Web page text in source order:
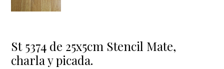
St 5374 de 25x5cm Stencil Mate,
charla y picada.